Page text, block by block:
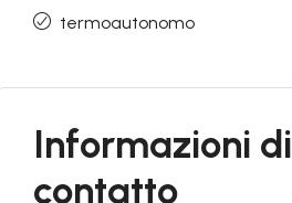
termoautonomo
Informazioni di
contatto